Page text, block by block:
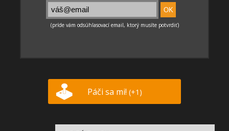
Páči sa mi! (+1)